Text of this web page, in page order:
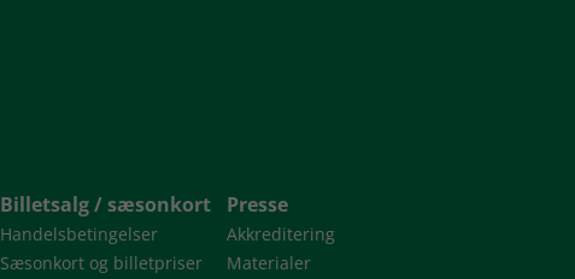
Billetsalg / sæsonkort
Handelsbetingelser
Sæsonkort og billetpriser
Presse
Akkreditering
Materialer